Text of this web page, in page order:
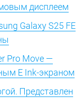
дисплеем
Galaxy S25 FE
Pro Move —
E Ink-экраном
Представлен